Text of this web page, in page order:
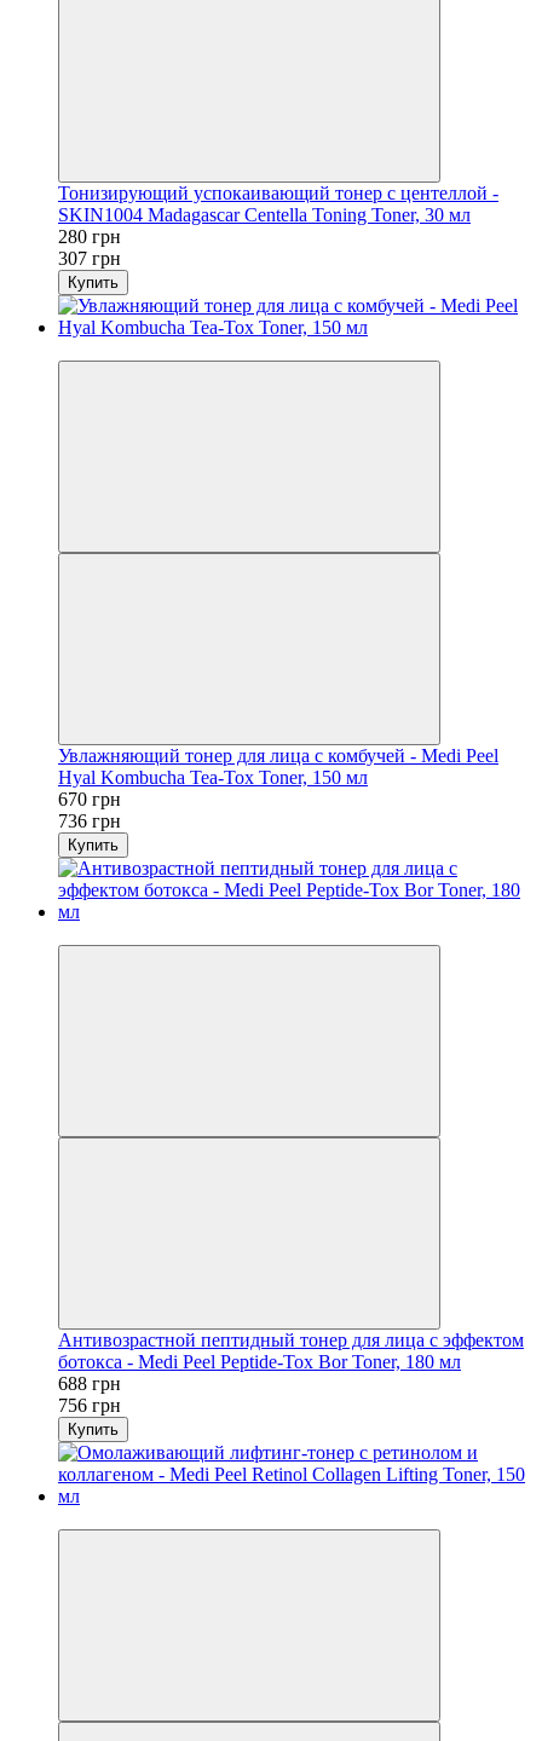
Тонизирующий успокаивающий тонер с центеллой -
SKIN1004 Madagascar Centella Toning Toner, 30 мл
280 грн
307 грн
Купить
Увлажняющий тонер для лица с комбучей - Medi Peel
Hyal Kombucha Tea-Tox Toner, 150 мл
670 грн
736 грн
Купить
Антивозрастной пептидный тонер для лица с эффектом
ботокса - Medi Peel Peptide-Tox Bor Toner, 180 мл
688 грн
756 грн
Купить